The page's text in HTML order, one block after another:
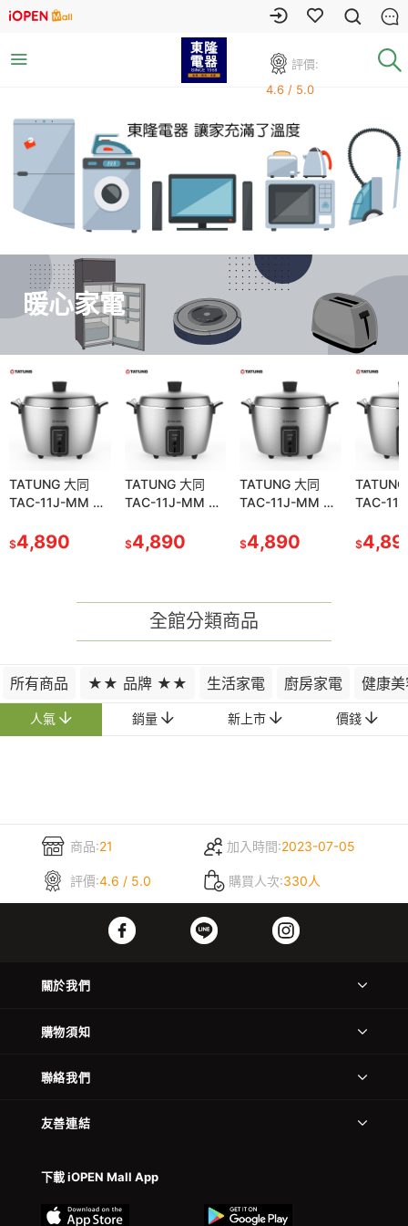
評價:
4.6 / 5.0
暖心家電
TATUNG 大同
TAC-11J-MM 電
不鏽鋼配件 保溫
切換開關
$4,890
TATUNG 大同
TAC-11J-MM 電
不鏽鋼配件 保溫
切換開關
$4,890
TATUNG 大同
TAC-11J-MM 電
不鏽鋼配件 保溫
切換開關
$4,890
TAC-
不鏽鋼
切換開關
$
全館分類商品
所有商品 ★★ 品牌 ★★ 生活家電 廚房家電 健康
人氣 銷量 新上市 價錢
商品:21 加入時間:2023-07-05
評價:4.6 / 5.0 購買人次:330人
關於我們
購物須知
聯絡我們
友善連結
下載 iOPEN Mall App